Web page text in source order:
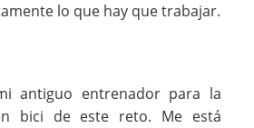
lo que hay que trabajar.
antiguo entrenador para la
bici de este reto. Me está